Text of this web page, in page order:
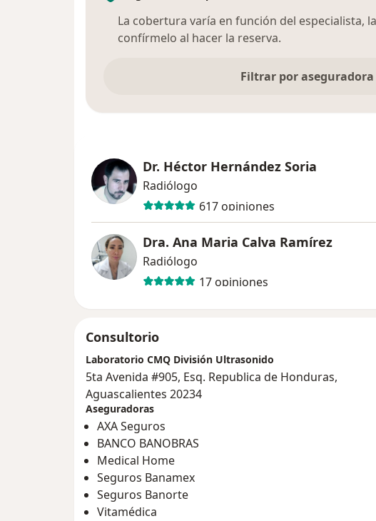
VALORES
• Integridad: Honestidad, lealtad y ética. Obrar en
• Calidad: Pasión por el servicio. Superar siempre las
clientes.
• Trabajo en Equipo: Sumar talentos y esfuerzos.
• Capacidad de Cambio: Receptividad al cambio,
• Creatividad e Innovación: Crear ideas nuevas para
• Calidez y Comprensión: Atención amable con un
ofrecer apoyo. Empatía por los demás.
• Honestidad, lealtad, responsabilidad , compromiso
La cobertura varía en función del especialista,
confírmelo al hacer la reserva.
Filtrar por aseguradora
Dr. Héctor Hernández Soria
Radiólogo
617 opiniones
Dra. Ana Maria Calva Ramírez
Radiólogo
17 opiniones
Consultorio
Laboratorio CMQ División Ultrasonido
5ta Avenida #905, Esq. Republica de Honduras,
Aguascalientes 20234
Aseguradoras
AXA Seguros
BANCO BANOBRAS
Medical Home
Seguros Banamex
Seguros Banorte
Vitamédica